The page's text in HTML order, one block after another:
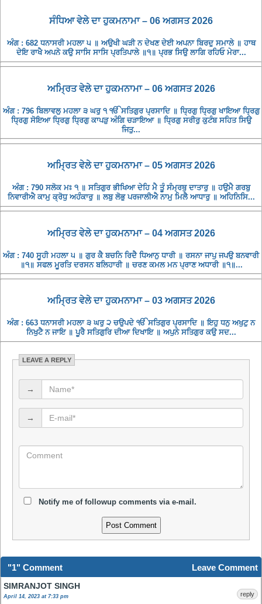
ਸੰਧਿਆ ਵੇਲੇ ਦਾ ਹੁਕਮਨਾਮਾ – 06 ਅਗਸਤ 2026
ਅੰਗ : 682 ਧਨਾਸਰੀ ਮਹਲਾ ੫ ॥ ਅਉਖੀ ਘੜੀ ਨ ਦੇਖਣ ਦੇਈ ਅਪਨਾ ਬਿਰਦੁ ਸਮਾਲੇ ॥ ਹਾਥ
ਦੇਇ ਰਾਖੈ ਅਪਨੇ ਕਉ ਸਾਸਿ ਸਾਸਿ ਪ੍ਰਤਿਪਾਲੇ ॥੧॥ ਪ੍ਰਭ ਸਿਉ ਲਾਗਿ ਰਹਿਓ ਮੇਰਾ...
ਅਮ੍ਰਿਤ ਵੇਲੇ ਦਾ ਹੁਕਮਨਾਮਾ – 06 ਅਗਸਤ 2026
ਅੰਗ : 796 ਬਿਲਾਵਲੁ ਮਹਲਾ ੩ ਘਰੁ ੧ ੴ ਸਤਿਗੁਰ ਪ੍ਰਸਾਦਿ ॥ ਧ੍ਰਿਗੁ ਧ੍ਰਿਗੁ ਖਾਇਆ ਧ੍ਰਿਗੁ
ਧ੍ਰਿਗੁ ਸੋਇਆ ਧ੍ਰਿਗੁ ਧ੍ਰਿਗੁ ਕਾਪੜੁ ਅੰਗਿ ਚੜਾਇਆ ॥ ਧ੍ਰਿਗੁ ਸਰੀਰੁ ਕੁਟੰਬ ਸਹਿਤ ਸਿਉ
ਜਿਤੁ...
ਅਮ੍ਰਿਤ ਵੇਲੇ ਦਾ ਹੁਕਮਨਾਮਾ – 05 ਅਗਸਤ 2026
ਅੰਗ : 790 ਸਲੋਕ ਮਃ ੧ ॥ ਸਤਿਗੁਰ ਭੀਖਿਆ ਦੇਹਿ ਮੈ ਤੂੰ ਸੰਮ੍ਰਥੁ ਦਾਤਾਰੁ ॥ ਹਉਮੈ ਗਰਬੁ
ਨਿਵਾਰੀਐ ਕਾਮੁ ਕ੍ਰੋਧੁ ਅਹੰਕਾਰੁ ॥ ਲਬੁ ਲੋਭੁ ਪਰਜਾਲੀਐ ਨਾਮੁ ਮਿਲੈ ਆਧਾਰੁ ॥ ਅਹਿਨਿਸਿ...
ਅਮ੍ਰਿਤ ਵੇਲੇ ਦਾ ਹੁਕਮਨਾਮਾ – 04 ਅਗਸਤ 2026
ਅੰਗ : 740 ਸੂਹੀ ਮਹਲਾ ੫ ॥ ਗੁਰ ਕੈ ਬਚਨਿ ਰਿਦੈ ਧਿਆਨੁ ਧਾਰੀ ॥ ਰਸਨਾ ਜਾਪੁ ਜਪਉ ਬਨਵਾਰੀ
॥੧॥ ਸਫਲ ਮੂਰਤਿ ਦਰਸਨ ਬਲਿਹਾਰੀ ॥ ਚਰਣ ਕਮਲ ਮਨ ਪ੍ਰਾਣ ਅਧਾਰੀ ॥੧॥...
ਅਮ੍ਰਿਤ ਵੇਲੇ ਦਾ ਹੁਕਮਨਾਮਾ – 03 ਅਗਸਤ 2026
ਅੰਗ : 663 ਧਨਾਸਰੀ ਮਹਲਾ ੩ ਘਰੁ ੨ ਚਉਪਦੇ ੴ ਸਤਿਗੁਰ ਪ੍ਰਸਾਦਿ ॥ ਇਹੁ ਧਨੁ ਅਖੁਟੁ ਨ
ਨਿਖੁਟੈ ਨ ਜਾਇ ॥ ਪੂਰੈ ਸਤਿਗੁਰਿ ਦੀਆ ਦਿਖਾਇ ॥ ਅਪੁਨੇ ਸਤਿਗੁਰ ਕਉ ਸਦ...
LEAVE A REPLY
→
→
Notify me of followup comments via e-mail.
"1" Comment Leave Comment
SIMRANJOT SINGH
April 14, 2023 at 7:33 pm reply